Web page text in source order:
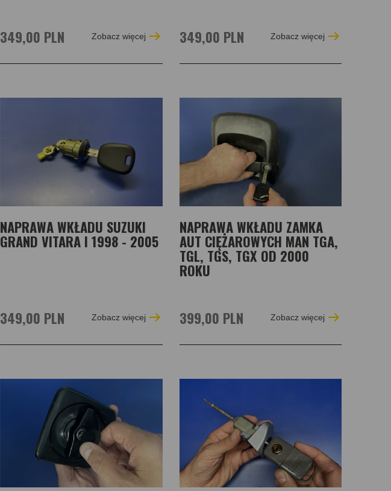
349,00 PLN Zobacz więcej 349,00 PLN Zobacz więcej
NAPRAWA WKŁADU SUZUKI
GRAND VITARA I 1998 - 2005
349,00 PLN Zobacz więcej
NAPRAWA WKŁADU ZAMKA
AUT CIĘŻAROWYCH MAN TGA,
TGL, TGS, TGX OD 2000
ROKU
399,00 PLN Zobacz więcej